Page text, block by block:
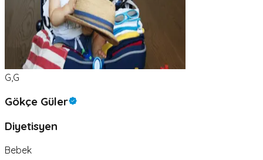
G,G
Gökçe Güler
Diyetisyen
Bebek